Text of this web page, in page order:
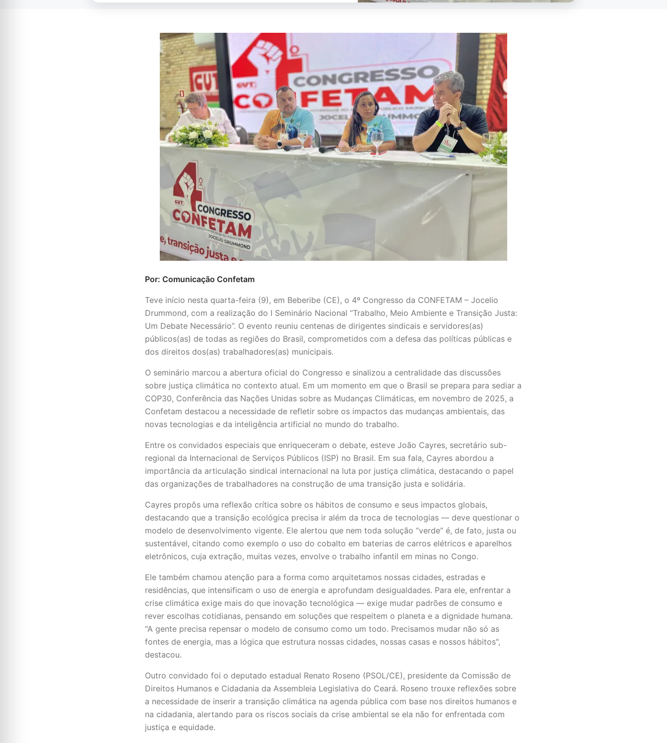
Por: Comunicação Confetam
Teve início nesta quarta-feira (9), em Beberibe (CE), o 4º Congresso da CONFETAM – Jocelio
Drummond, com a realização do I Seminário Nacional “Trabalho, Meio Ambiente e Transição Justa:
Um Debate Necessário”. O evento reuniu centenas de dirigentes sindicais e servidores(as)
públicos(as) de todas as regiões do Brasil, comprometidos com a defesa das políticas públicas e
dos direitos dos(as) trabalhadores(as) municipais.
O seminário marcou a abertura oficial do Congresso e sinalizou a centralidade das discussões
sobre justiça climática no contexto atual. Em um momento em que o Brasil se prepara para sediar a
COP30, Conferência das Nações Unidas sobre as Mudanças Climáticas, em novembro de 2025, a
Confetam destacou a necessidade de refletir sobre os impactos das mudanças ambientais, das
novas tecnologias e da inteligência artificial no mundo do trabalho.
Entre os convidados especiais que enriqueceram o debate, esteve João Cayres, secretário sub-
regional da Internacional de Serviços Públicos (ISP) no Brasil. Em sua fala, Cayres abordou a
importância da articulação sindical internacional na luta por justiça climática, destacando o papel
das organizações de trabalhadores na construção de uma transição justa e solidária.
Cayres propôs uma reflexão crítica sobre os hábitos de consumo e seus impactos globais,
destacando que a transição ecológica precisa ir além da troca de tecnologias — deve questionar o
modelo de desenvolvimento vigente. Ele alertou que nem toda solução “verde” é, de fato, justa ou
sustentável, citando como exemplo o uso do cobalto em baterias de carros elétricos e aparelhos
eletrônicos, cuja extração, muitas vezes, envolve o trabalho infantil em minas no Congo.
Ele também chamou atenção para a forma como arquitetamos nossas cidades, estradas e
residências, que intensificam o uso de energia e aprofundam desigualdades. Para ele, enfrentar a
crise climática exige mais do que inovação tecnológica — exige mudar padrões de consumo e
rever escolhas cotidianas, pensando em soluções que respeitem o planeta e a dignidade humana.
"A gente precisa repensar o modelo de consumo como um todo. Precisamos mudar não só as
fontes de energia, mas a lógica que estrutura nossas cidades, nossas casas e nossos hábitos",
destacou.
Outro convidado foi o deputado estadual Renato Roseno (PSOL/CE), presidente da Comissão de
Direitos Humanos e Cidadania da Assembleia Legislativa do Ceará. Roseno trouxe reflexões sobre
a necessidade de inserir a transição climática na agenda pública com base nos direitos humanos e
na cidadania, alertando para os riscos sociais da crise ambiental se ela não for enfrentada com
justiça e equidade.